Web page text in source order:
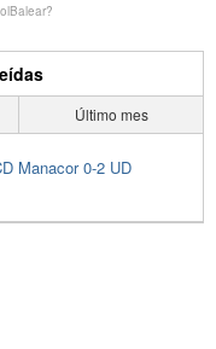
Último mes
Manacor 0-2 UD